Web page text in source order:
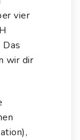
vier
wir dir